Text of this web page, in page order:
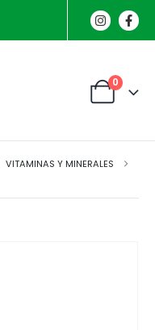
0
VITAMINAS Y MINERALES